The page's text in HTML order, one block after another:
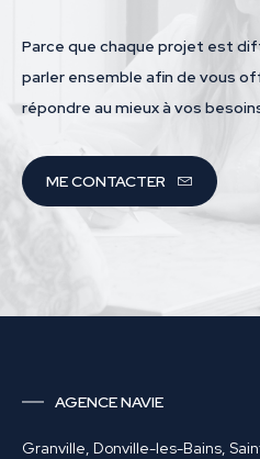
Parce que chaque projet est
parler ensemble afin de vous
répondre au mieux à vos
ME CONTACTER
AGENCE NAVIE
Granville, Donville-les-Bains,